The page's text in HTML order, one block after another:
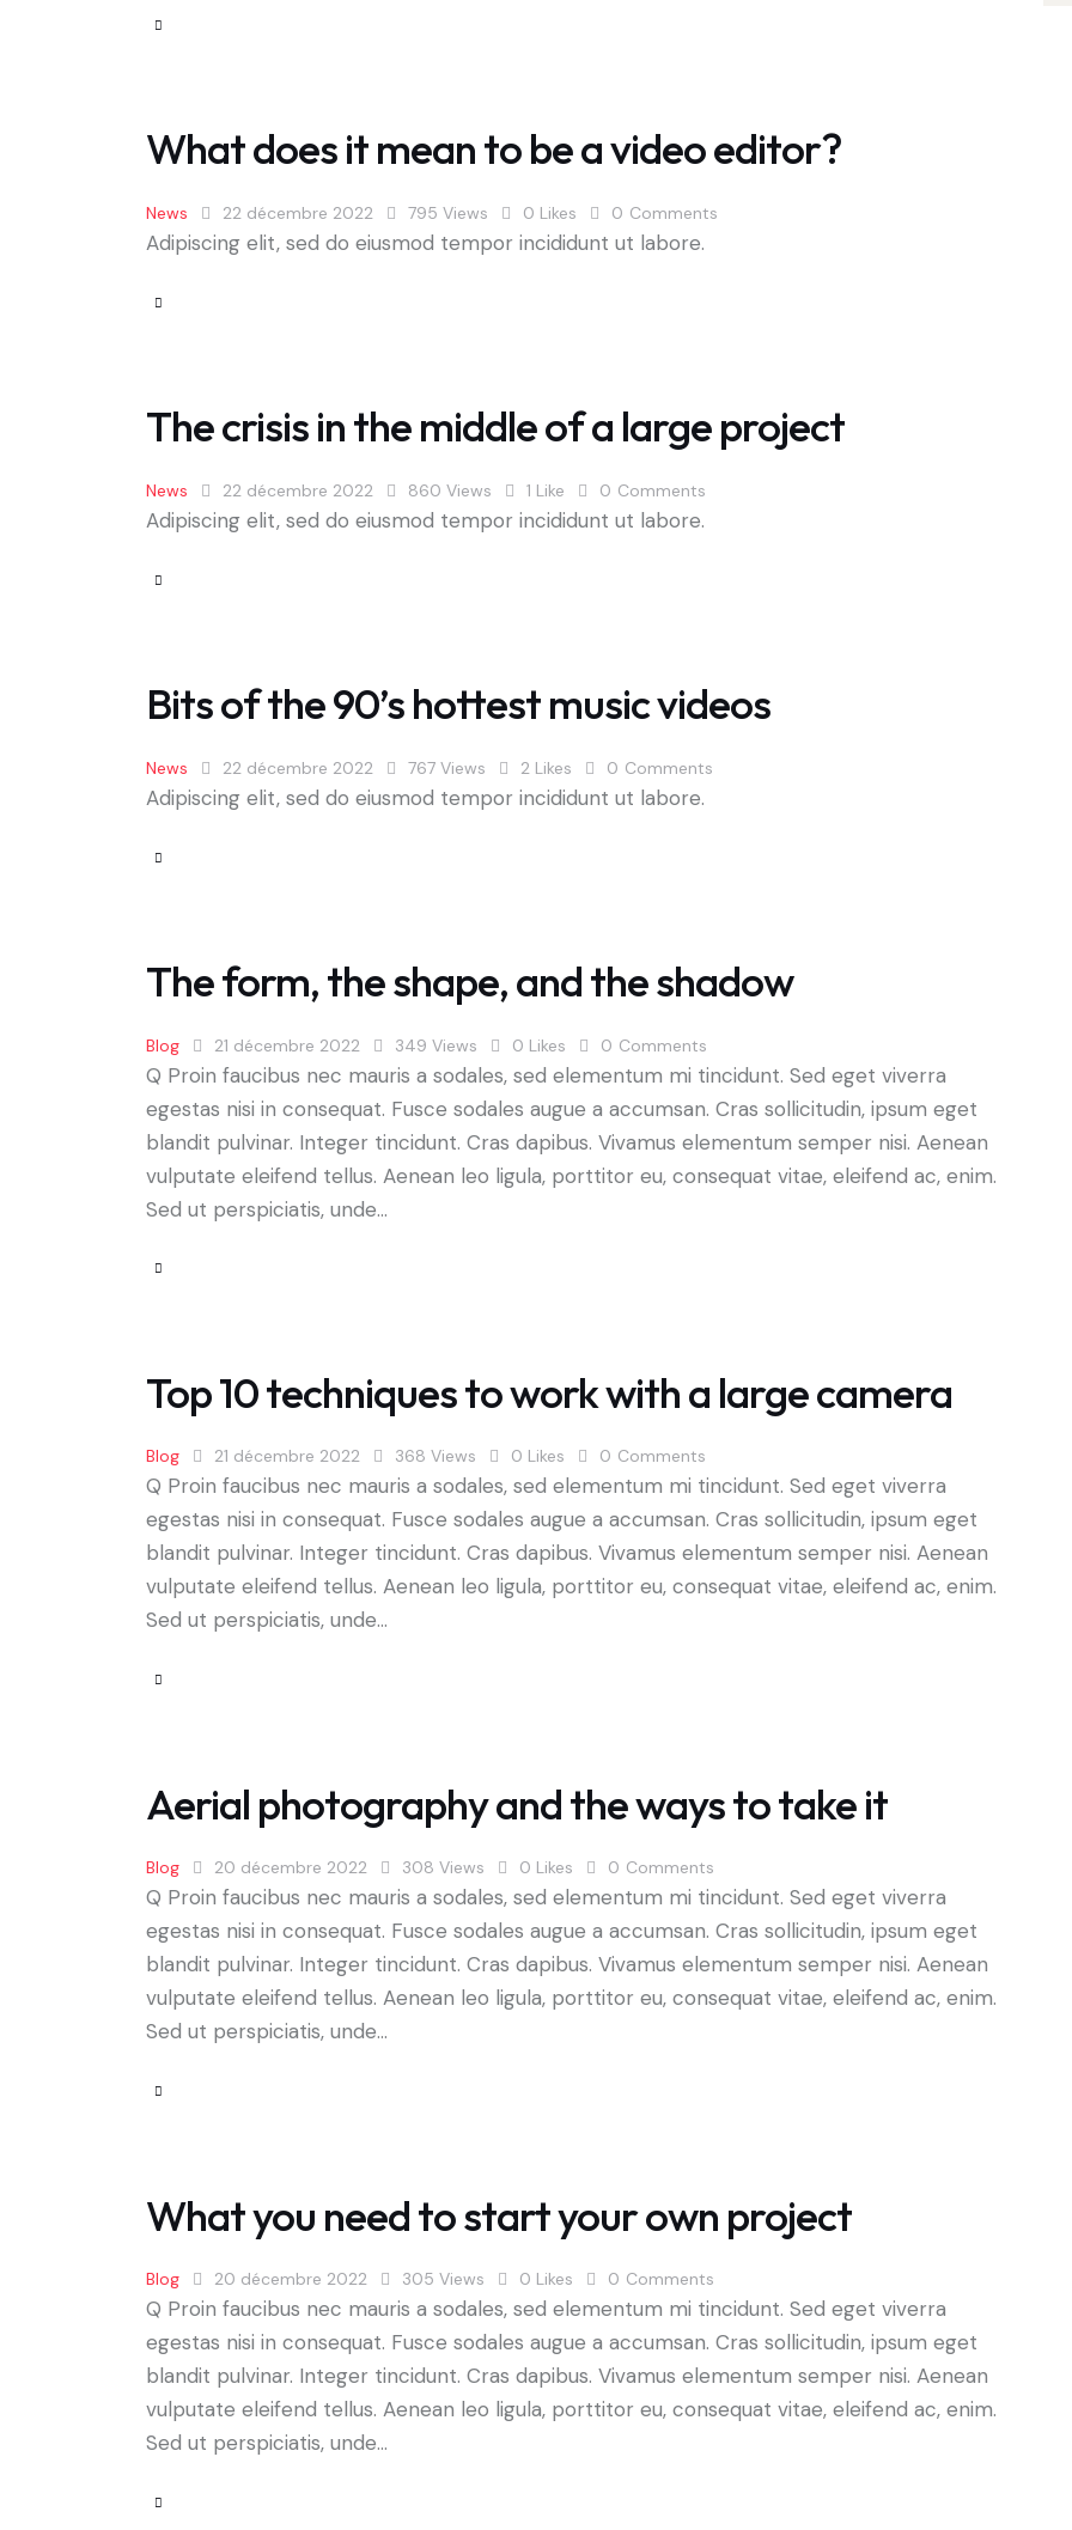
What does it mean to be a video editor?
News 22 décembre 2022 795 Views 0 Likes 0 Comments
Adipiscing elit, sed do eiusmod tempor incididunt ut labore.
The crisis in the middle of a large project
News 22 décembre 2022 860 Views 1 Like 0 Comments
Adipiscing elit, sed do eiusmod tempor incididunt ut labore.
Bits of the 90’s hottest music videos
News 22 décembre 2022 767 Views 2 Likes 0 Comments
Adipiscing elit, sed do eiusmod tempor incididunt ut labore.
The form, the shape, and the shadow
Blog 21 décembre 2022 349 Views 0 Likes 0 Comments
Q Proin faucibus nec mauris a sodales, sed elementum mi tincidunt. Sed eget viverra
egestas nisi in consequat. Fusce sodales augue a accumsan. Cras sollicitudin, ipsum eget
blandit pulvinar. Integer tincidunt. Cras dapibus. Vivamus elementum semper nisi. Aenean
vulputate eleifend tellus. Aenean leo ligula, porttitor eu, consequat vitae, eleifend ac, enim.
Sed ut perspiciatis, unde…
Top 10 techniques to work with a large camera
Blog 21 décembre 2022 368 Views 0 Likes 0 Comments
Q Proin faucibus nec mauris a sodales, sed elementum mi tincidunt. Sed eget viverra
egestas nisi in consequat. Fusce sodales augue a accumsan. Cras sollicitudin, ipsum eget
blandit pulvinar. Integer tincidunt. Cras dapibus. Vivamus elementum semper nisi. Aenean
vulputate eleifend tellus. Aenean leo ligula, porttitor eu, consequat vitae, eleifend ac, enim.
Sed ut perspiciatis, unde…
Aerial photography and the ways to take it
Blog 20 décembre 2022 308 Views 0 Likes 0 Comments
Q Proin faucibus nec mauris a sodales, sed elementum mi tincidunt. Sed eget viverra
egestas nisi in consequat. Fusce sodales augue a accumsan. Cras sollicitudin, ipsum eget
blandit pulvinar. Integer tincidunt. Cras dapibus. Vivamus elementum semper nisi. Aenean
vulputate eleifend tellus. Aenean leo ligula, porttitor eu, consequat vitae, eleifend ac, enim.
Sed ut perspiciatis, unde…
What you need to start your own project
Blog 20 décembre 2022 305 Views 0 Likes 0 Comments
Q Proin faucibus nec mauris a sodales, sed elementum mi tincidunt. Sed eget viverra
egestas nisi in consequat. Fusce sodales augue a accumsan. Cras sollicitudin, ipsum eget
blandit pulvinar. Integer tincidunt. Cras dapibus. Vivamus elementum semper nisi. Aenean
vulputate eleifend tellus. Aenean leo ligula, porttitor eu, consequat vitae, eleifend ac, enim.
Sed ut perspiciatis, unde…